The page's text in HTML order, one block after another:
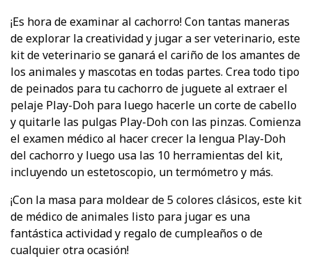
¡Es hora de examinar al cachorro! Con tantas maneras
de explorar la creatividad y jugar a ser veterinario, este
kit de veterinario se ganará el cariño de los amantes de
los animales y mascotas en todas partes. Crea todo tipo
de peinados para tu cachorro de juguete al extraer el
pelaje Play-Doh para luego hacerle un corte de cabello
y quitarle las pulgas Play-Doh con las pinzas. Comienza
el examen médico al hacer crecer la lengua Play-Doh
del cachorro y luego usa las 10 herramientas del kit,
incluyendo un estetoscopio, un termómetro y más.
¡Con la masa para moldear de 5 colores clásicos, este kit
de médico de animales listo para jugar es una
fantástica actividad y regalo de cumpleaños o de
cualquier otra ocasión!